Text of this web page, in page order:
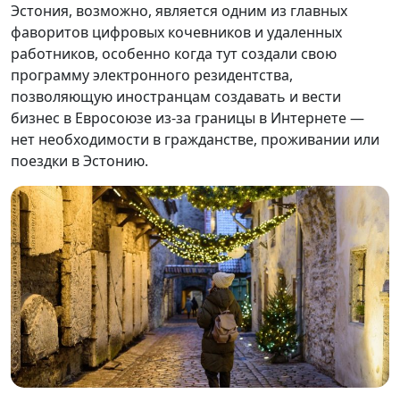
Эстония, возможно, является одним из главных
фаворитов цифровых кочевников и удаленных
работников, особенно когда тут создали свою
программу электронного резидентства,
позволяющую иностранцам создавать и вести
бизнес в Евросоюзе из-за границы в Интернете —
нет необходимости в гражданстве, проживании или
поездки в Эстонию.